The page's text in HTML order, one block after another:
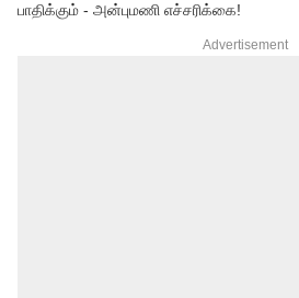
பாதிக்கும் - அன்புமணி எச்சரிக்கை!
Advertisement